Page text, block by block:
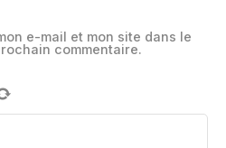
e-mail et mon site dans le
commentaire.